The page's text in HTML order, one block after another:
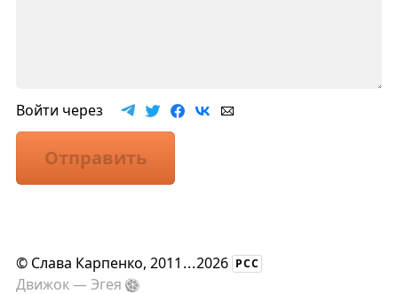
Войти через
Отправить
© Слава Карпенко, 2011 ...2026 РСС
Движок —Эгея